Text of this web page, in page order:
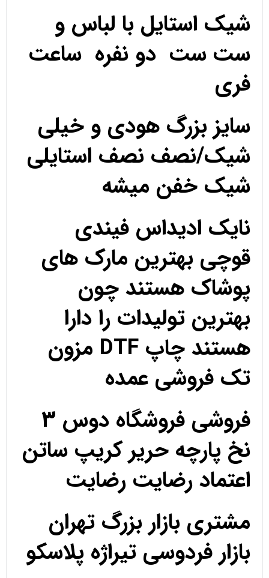
شیک استایل با لباس و
ست ست دو نفره ساعت
فری
سایز بزرگ هودی و خیلی
شیک/نصف نصف استایلی
شیک خفن میشه
نایک ادیداس فیندی
قوچی بهترین مارک های
پوشاک هستند چون
بهترین تولیدات را دارا
هستند چاپ DTF مزون
تک فروشی عمده
فروشی فروشگاه دوس 3
نخ پارچه حریر کریپ ساتن
اعتماد رضایت رضایت
مشتری بازار بزرگ تهران
بازار فردوسی تیراژه پلاسکو